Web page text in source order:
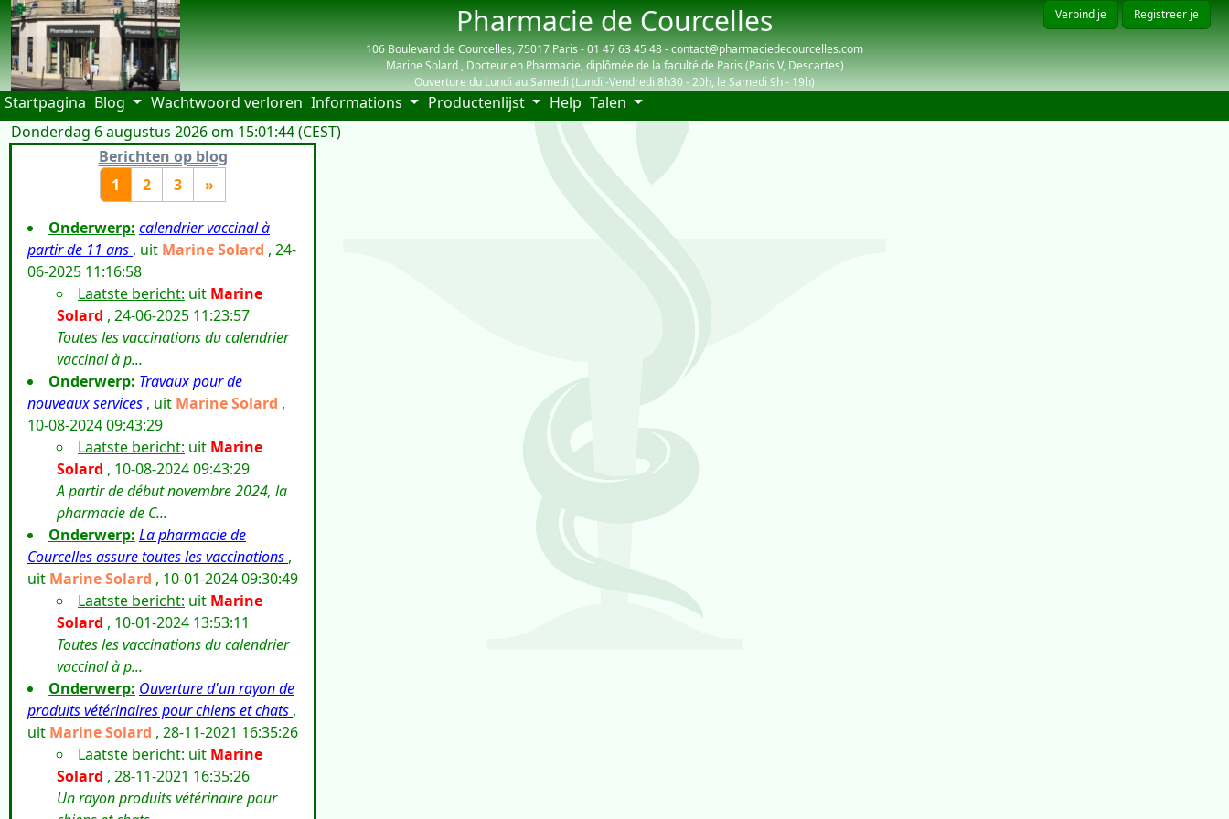
Pharmacie de Courcelles
106 Boulevard de Courcelles, 75017 Paris - 01 47 63 45 48 - contact@pharmaciedecourcelles.com
Marine Solard , Docteur en Pharmacie, diplômée de la faculté de Paris (Paris V, Descartes)
Ouverture du Lundi au Samedi (Lundi -Vendredi 8h30 - 20h, le Samedi 9h - 19h)
Verbind je Registreer je
Startpagina(current)
Blog Wachtwoord verloren Informations Productenlijst Help(current)
Talen
Donderdag 6 augustus 2026 om 15:01:44 (CEST)
Berichten op blog
1
2 3 »
Onderwerp: calendrier vaccinal à
partir de 11 ans , uit Marine Solard , 24-
06-2025 11:16:58
Laatste bericht: uit Marine
Solard , 24-06-2025 11:23:57
Toutes les vaccinations du calendrier
vaccinal à p...
Onderwerp: Travaux pour de
nouveaux services , uit Marine Solard ,
10-08-2024 09:43:29
Laatste bericht: uit Marine
Solard , 10-08-2024 09:43:29
A partir de début novembre 2024, la
pharmacie de C...
Onderwerp: La pharmacie de
Courcelles assure toutes les vaccinations ,
uit Marine Solard , 10-01-2024 09:30:49
Laatste bericht: uit Marine
Solard , 10-01-2024 13:53:11
Toutes les vaccinations du calendrier
vaccinal à p...
Onderwerp: Ouverture d'un rayon de
produits vétérinaires pour chiens et chats ,
uit Marine Solard , 28-11-2021 16:35:26
Laatste bericht: uit Marine
Solard , 28-11-2021 16:35:26
Un rayon produits vétérinaire pour